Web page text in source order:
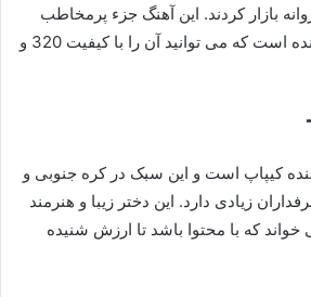
بازار کردند. این آهنگ جزء پرمخاطب
ترین آهنگ های این خواننده است که می توانید آن را با کیفیت 320 و
کیپاپ است و این سبک در کره جنوبی و
زیادی دارد. این دختر زیبا و هنرمند
که با محتوا باشد تا ارزش شنیده